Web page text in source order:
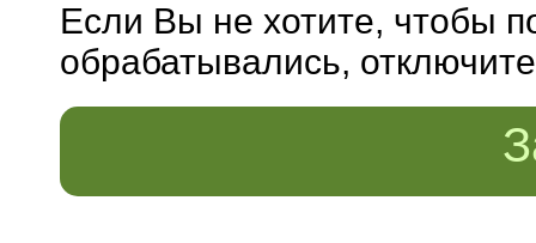
Если Вы не хотите, чтобы
обрабатывались,